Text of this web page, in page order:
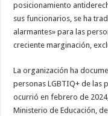
posicionamiento
sus funcionarios, se ha
alarmantes» para las
creciente marginación,
La organización ha
personas LGBTIQ+ de las
ocurrió en febrero de
Ministerio de Educación,